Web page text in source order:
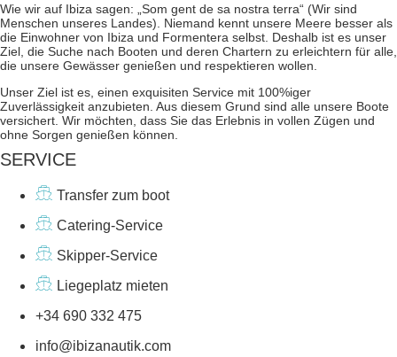
Wie wir auf Ibiza sagen: „Som gent de sa nostra terra“ (Wir sind
Menschen unseres Landes). Niemand kennt unsere Meere besser als
die Einwohner von Ibiza und Formentera selbst. Deshalb ist es unser
Ziel, die Suche nach Booten und deren Chartern zu erleichtern für alle,
die unsere Gewässer genießen und respektieren wollen.
Unser Ziel ist es, einen exquisiten Service mit 100%iger
Zuverlässigkeit anzubieten. Aus diesem Grund sind alle unsere Boote
versichert. Wir möchten, dass Sie das Erlebnis in vollen Zügen und
ohne Sorgen genießen können.
SERVICE
Transfer zum boot
Catering-Service
Skipper-Service
Liegeplatz mieten
+34 690 332 475
info@ibizanautik.com